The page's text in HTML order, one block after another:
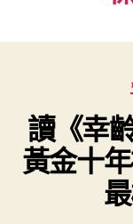
讀《幸
黃金十